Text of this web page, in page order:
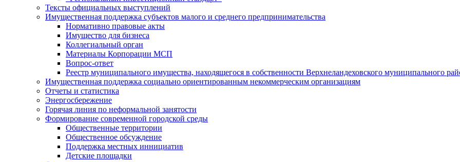
Тексты официальных выступлений
Имущественная поддержка субъектов малого и среднего предпринимательства
Нормативно правовые акты
Имущество для бизнеса
Коллегиальный орган
Материалы Корпорации МСП
Вопрос-ответ
Реестр муниципального имущества, находящегося в собственности Верхнеландеховского муниципального
Имущественная поддержка социально ориентированным некоммерческим организациям
Отчеты и статистика
Энергосбережение
Горячая линия по неформальной занятости
Формирование современной городской среды
Общественные территории
Общественное обсуждение
Поддержка местных иннициатив
Детские площадки